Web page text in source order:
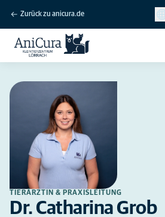
Zurück zu anicura.de
TIERÄRZTIN & PRAXISLEITUNG
Dr. Catharina Grob